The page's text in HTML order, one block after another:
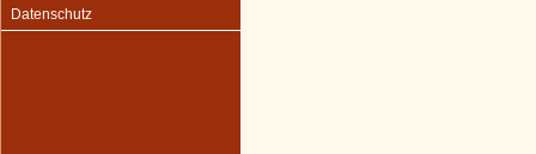
Datenschutz